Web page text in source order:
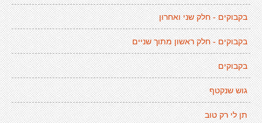
בקבוקים - חלק שני ואחרון
בקבוקים - חלק ראשון מתוך שניים
בקבוקים
גוש שנקטף
תן לי רק טוב